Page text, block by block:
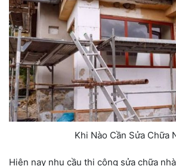
Khi Nào Cần Sửa Chữa
Hiện nay nhu cầu thi công sửa chữa